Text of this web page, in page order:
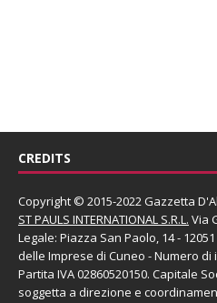
CREDITS
Copyright © 2015-2022 Gazzetta
ST PAULS INTERNATIONAL S.R.L. Via
Legale: Piazza San Paolo, 14 -
delle Imprese di Cuneo - Numero di
Partita IVA 02860520150. Capitale
soggetta a direzione e